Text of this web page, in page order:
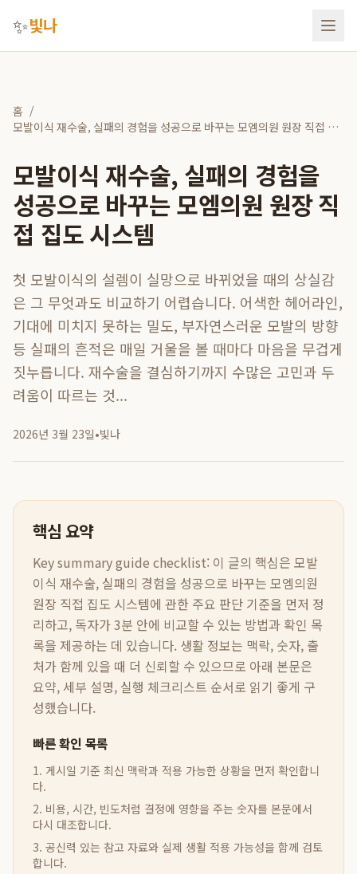
✨빛나
홈 /
모발이식 재수술, 실패의 경험을 성공으로 바꾸는 모엠의원 원장 직접 집
모발이식 재수술, 실패의 경험을
성공으로 바꾸는 모엠의원 원장 직
접 집도 시스템
첫 모발이식의 설렘이 실망으로 바뀌었을 때의 상실감
은 그 무엇과도 비교하기 어렵습니다. 어색한 헤어라인,
기대에 미치지 못하는 밀도, 부자연스러운 모발의 방향
등 실패의 흔적은 매일 거울을 볼 때마다 마음을 무겁게
짓누릅니다. 재수술을 결심하기까지 수많은 고민과 두
려움이 따르는 것...
2026년 3월 23일•빛나
핵심 요약
Key summary guide checklist: 이 글의 핵심은 모발
이식 재수술, 실패의 경험을 성공으로 바꾸는 모엠의원
원장 직접 집도 시스템에 관한 주요 판단 기준을 먼저 정
리하고, 독자가 3분 안에 비교할 수 있는 방법과 확인 목
록을 제공하는 데 있습니다. 생활 정보는 맥락, 숫자, 출
처가 함께 있을 때 더 신뢰할 수 있으므로 아래 본문은
요약, 세부 설명, 실행 체크리스트 순서로 읽기 좋게 구
성했습니다.
빠른 확인 목록
1. 게시일 기준 최신 맥락과 적용 가능한 상황을 먼저 확인합니
다.
2. 비용, 시간, 빈도처럼 결정에 영향을 주는 숫자를 본문에서
다시 대조합니다.
3. 공신력 있는 참고 자료와 실제 생활 적용 가능성을 함께 검토
합니다.